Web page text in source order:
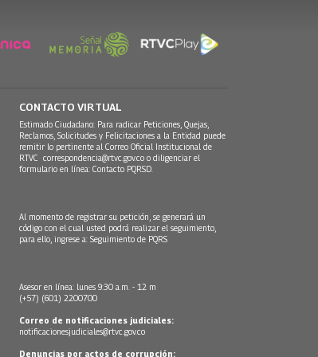
CONTACTO VIRTUAL
Estimado Ciudadano: Para radicar Peticiones, Quejas,
Reclamos, Solicitudes y Felicitaciones a la Entidad puede
remitir lo pertinente al Correo Oficial Institucional de
RTVC correspondencia@rtvc.gov.co o diligenciar el
formulario en línea: Contacto PQRSD.
Al momento de registrar su petición, se generará un
código con el cual usted podrá realizar el seguimiento,
para ello, ingrese a: Seguimiento de PQRS
Asesor en línea: lunes 9:30 a.m. - 12 m
(+57) (601) 2200700
Correo de notificaciones judiciales:
notificacionesjudiciales@rtvc.gov.co
Denuncias por actos de corrupción: